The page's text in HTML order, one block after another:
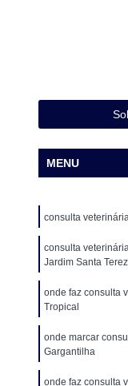
Cirurgia
Cirurgia para
Porte
Cirurgia de
Cirurgia de
de Patela Cães
Cachorro São
Clínica
Veterinária com
MENU
consulta
consulta
Jardim Santa
onde faz consulta
Tropical
onde marcar
Gargantilha
onde faz consulta